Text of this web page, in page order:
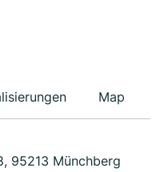
Map
95213 Münchberg